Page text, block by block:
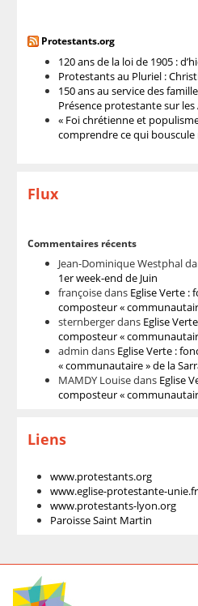
Protestants.org
120 ans de la loi de 1905 :
Protestants au Pluriel :
150 ans au service des
Présence protestante sur les
« Foi chrétienne et
comprendre ce qui
Flux
Commentaires récents
Jean-Dominique Westphal
1er week-end de Juin
françoisedans Eglise Verte
composteur «
sternbergerdans Eglise
composteur «
admin dans Eglise Verte :
« communautaire » de la
MAMDY Louisedans Eglise
composteur «
Liens
www.protestants.org
www.eglise-protestante-unie.fr
www.protestants-lyon.org
Paroisse Saint Martin